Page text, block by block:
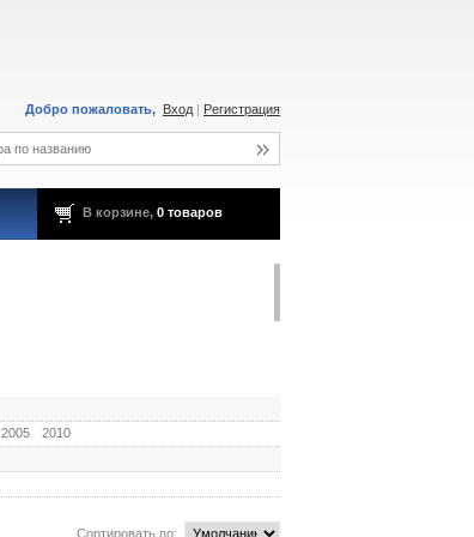
Добро пожаловать, Вход | Регистрация
В корзине, 0 товаров
2005
2010
Сортировать по: